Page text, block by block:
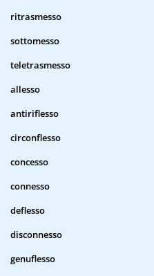
ritrasmesso
sottomesso
teletrasmesso
allesso
antiriflesso
circonflesso
concesso
connesso
deflesso
disconnesso
genuflesso